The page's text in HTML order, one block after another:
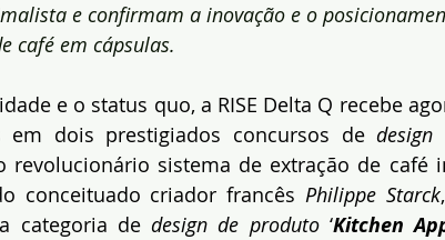
e confirmam a inovação e o
café em cápsulas.
e o status quo, a RISE Delta Q recebe
em dois prestigiados concursos de design
sistema de extração de café
conceituado criador francês Philippe Starck
categoria de design de produto ‘Kitchen